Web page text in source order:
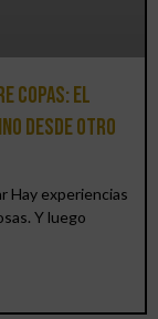
copas: el
desde otro
Hay experiencias
Y luego